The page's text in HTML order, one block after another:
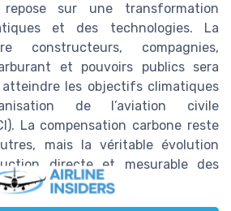
repose sur une transformation
et des technologies. La
constructeurs, compagnies,
et pouvoirs publics sera
les objectifs climatiques
de l’aviation civile
La compensation carbone reste
mais la véritable évolution
directe et mesurable des